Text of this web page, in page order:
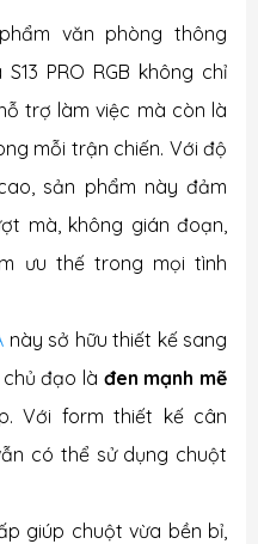
văn phòng thông
PRO RGB không chỉ
trợ làm việc mà còn là
mỗi trận chiến. Với độ
sản phẩm này đảm
mà, không gián đoạn,
ưu thế trong mọi tình
này sở hữu thiết kế sang
đạo là đen mạnh mẽ
Với form thiết kế cân
có thể sử dụng chuột
giúp chuột vừa bền bỉ,